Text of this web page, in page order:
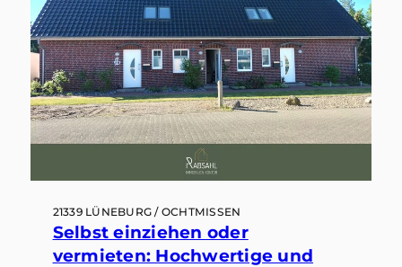
21339 LÜNEBURG / OCHTMISSEN
Selbst einziehen oder
vermieten: Hochwertige und